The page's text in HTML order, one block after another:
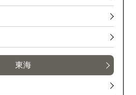
東海